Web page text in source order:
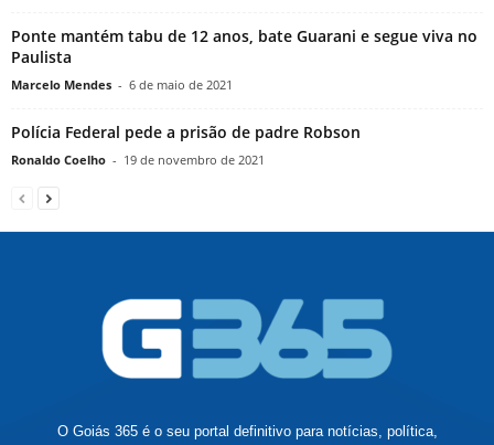
Ponte mantém tabu de 12 anos, bate Guarani e segue viva no
Paulista
Marcelo Mendes - 6 de maio de 2021
Polícia Federal pede a prisão de padre Robson
Ronaldo Coelho - 19 de novembro de 2021
O Goiás 365 é o seu portal definitivo para notícias, política,